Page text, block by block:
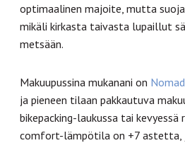
optimaalinen majoite, mutta
mikäli kirkasta taivasta lupaillut
metsään.
Makuupussina mukanani on Nomad
ja pieneen tilaan pakkautuva
bikepacking-laukussa tai kevyessä
comfort-lämpötila on +7 astetta,